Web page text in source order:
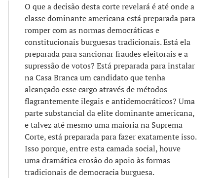
O que a decisão desta corte revelará é até onde a
classe dominante americana está preparada para
romper com as normas democráticas e
constitucionais burguesas tradicionais. Está ela
preparada para sancionar fraudes eleitorais e a
supressão de votos? Está preparada para instalar
na Casa Branca um candidato que tenha
alcançado esse cargo através de métodos
flagrantemente ilegais e antidemocráticos? Uma
parte substancial da elite dominante americana,
e talvez até mesmo uma maioria na Suprema
Corte, está preparada para fazer exatamente isso.
Isso porque, entre esta camada social, houve
uma dramática erosão do apoio às formas
tradicionais de democracia burguesa.